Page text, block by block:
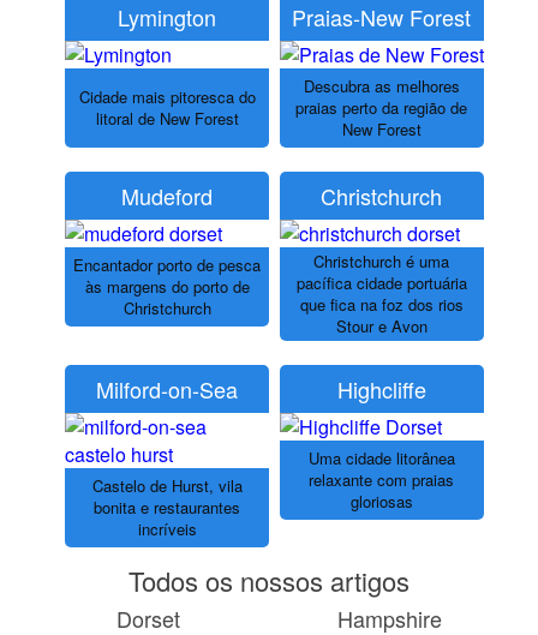
Lymington
Cidade mais pitoresca do
litoral de New Forest
Praias-New Forest
Descubra as melhores
praias perto da região de
New Forest
Mudeford
Encantador porto de pesca
às margens do porto de
Christchurch
Christchurch
Christchurch é uma
pacífica cidade portuária
que fica na foz dos rios
Stour e Avon
Milford-on-Sea
Castelo de Hurst, vila
bonita e restaurantes
incríveis
Highcliffe
Uma cidade litorânea
relaxante com praias
gloriosas
Todos os nossos artigos
Dorset Hampshire